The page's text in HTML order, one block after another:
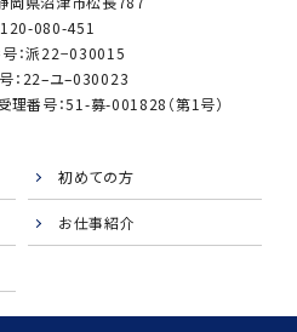
080-451
：派22−030015
：22–ユ–030023
番号：51-募-001828（第1号）
初めての方
お仕事紹介